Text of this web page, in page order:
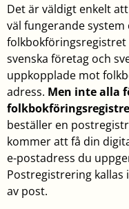
Det är väldigt enkelt
väl fungerande
svenska företag och
uppkopplade mot
adress. Men inte alla
beställer en
kommer att få din
e-postadress du
Postregistrering kallas
av post.